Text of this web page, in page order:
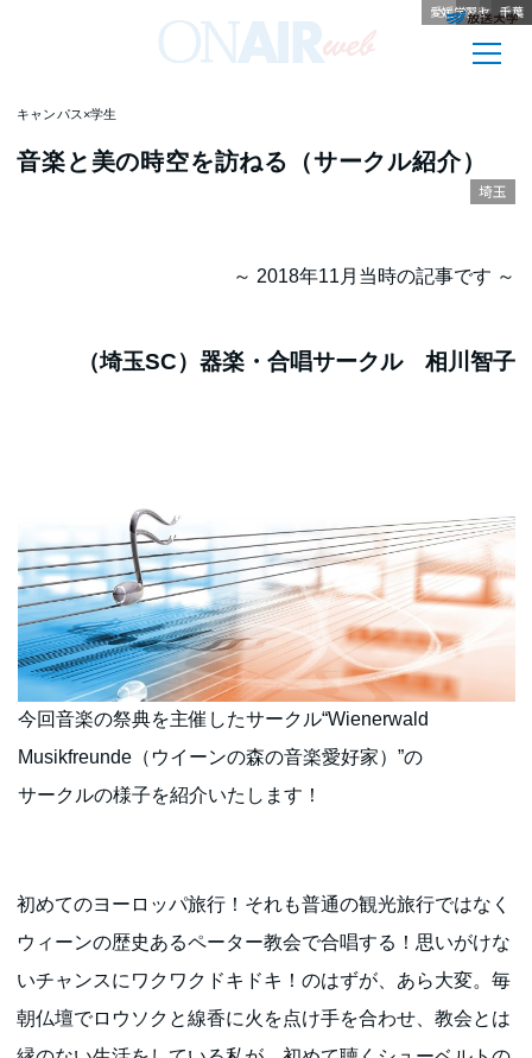
キャンパス×学生
音楽と美の時空を訪ねる（サークル紹介）
埼玉
～ 2018年11月当時の記事です ～
（埼玉SC）器楽・合唱サークル 相川智子
今回音楽の祭典を主催したサークル“Wienerwald
Musikfreunde（ウイーンの森の音楽愛好家）”の
サークルの様子を紹介いたします！
初めてのヨーロッパ旅行！それも普通の観光旅行ではなく
ウィーンの歴史あるペーター教会で合唱する！思いがけな
いチャンスにワクワクドキドキ！のはずが、あら大変。毎
朝仏壇でロウソクと線香に火を点け手を合わせ、教会とは
山口
沖縄
兵庫
北海道
広島／福山
愛媛学習センター
佐賀
愛知
熊本
大分
群馬
千葉